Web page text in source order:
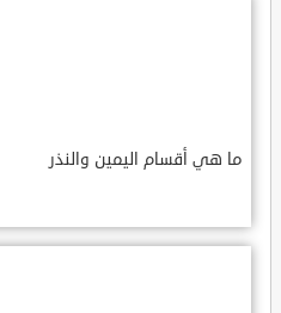
ما هي أقسام اليمين والنذر